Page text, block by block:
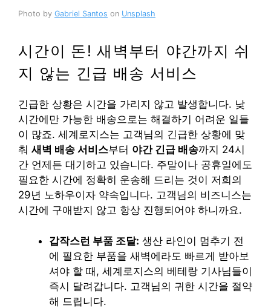
Photo by Gabriel Santos on Unsplash
시간이 돈! 새벽부터 야간까지 쉬
지 않는 긴급 배송 서비스
긴급한 상황은 시간을 가리지 않고 발생합니다. 낮
시간에만 가능한 배송으로는 해결하기 어려운 일들
이 많죠. 세계로지스는 고객님의 긴급한 상황에 맞
춰 새벽 배송 서비스부터 야간 긴급 배송까지 24시
간 언제든 대기하고 있습니다. 주말이나 공휴일에도
필요한 시간에 정확히 운송해 드리는 것이 저희의
29년 노하우이자 약속입니다. 고객님의 비즈니스는
시간에 구애받지 않고 항상 진행되어야 하니까요.
갑작스런 부품 조달: 생산 라인이 멈추기 전
에 필요한 부품을 새벽에라도 빠르게 받아보
셔야 할 때, 세계로지스의 베테랑 기사님들이
즉시 달려갑니다. 고객님의 귀한 시간을 절약
해 드립니다.